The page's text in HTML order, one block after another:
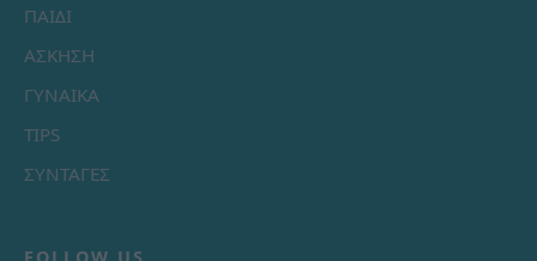
ΠΑΙΔΙ
ΑΣΚΗΣΗ
ΓΥΝΑΙΚΑ
TIPS
ΣΥΝΤΑΓΕΣ